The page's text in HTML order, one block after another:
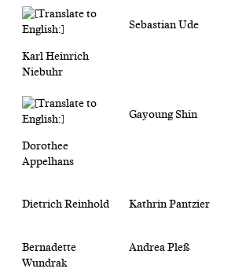
Karl Heinrich
Niebuhr
Sebastian Ude
Dorothee
Appelhans
Gayoung Shin
Dietrich Reinhold Kathrin Pantzier
Bernadette
Wundrak
Andrea Pleß